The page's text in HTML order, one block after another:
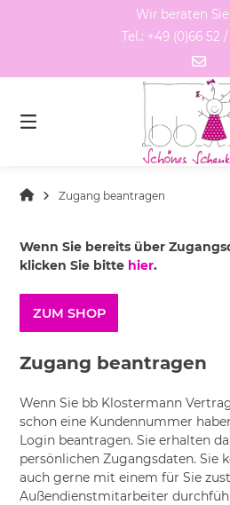
Wir beraten
Tel.: +49 (0)66 52
Zugang beantragen
Wenn Sie bereits über
klicken Sie bitte hier.
ZUM SHOP
Zugang beantragen
Wenn Sie bb Klostermann
schon eine Kundennummer
Login beantragen. Sie erhalten
persönlichen Zugangsdaten. Sie
auch gerne mit einem für Sie
Außendienstmitarbeiter